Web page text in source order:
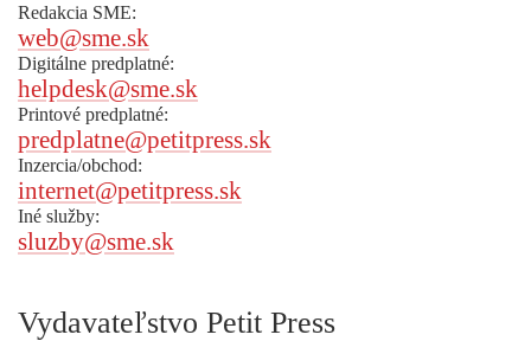
Redakcia SME:
web@sme.sk
Digitálne predplatné:
helpdesk@sme.sk
Printové predplatné:
predplatne@petitpress.sk
Inzercia/obchod:
internet@petitpress.sk
Iné služby:
sluzby@sme.sk
Vydavateľstvo Petit Press